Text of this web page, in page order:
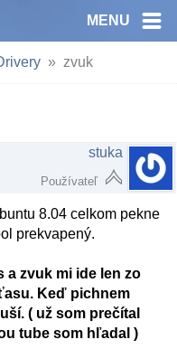
MENU
zvuk
stuka
Používateľ
8.04 celkom pekne
prekvapený.
a zvuk mi ide len zo
Keď pichnem
( už som prečítal
tube som hľadal )